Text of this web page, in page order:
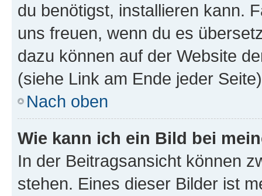
du benötigst, installieren kann.
uns freuen, wenn du es
dazu können auf der Website
(siehe Link am Ende jeder
Nach oben
Wie kann ich ein Bild bei
In der Beitragsansicht können
stehen. Eines dieser Bilder ist